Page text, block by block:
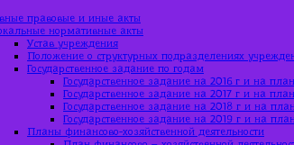
правовые и иные акты
нормативные акты
Устав учреждения
Положение о структурных подразделениях
Государственное задание по годам
Государственное задание на 2016 г и на
Государственное задание на 2017 г и на
Государственное задание на 2018 г и на
Государственное задание на 2019 г и на
Планы финансово-хозяйственной деятельности